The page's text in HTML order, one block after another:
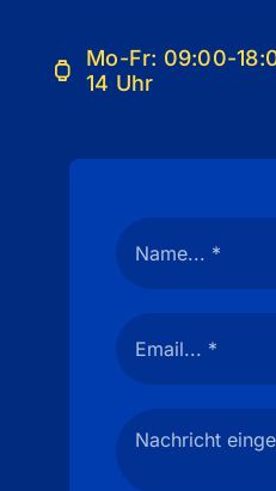
Mo-Fr: 09:00-
14 Uhr